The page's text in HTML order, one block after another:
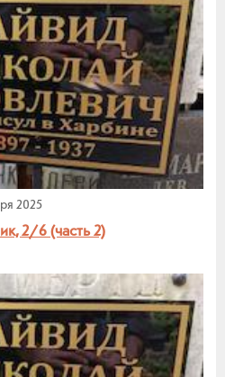
2025
2/6 (часть 2)